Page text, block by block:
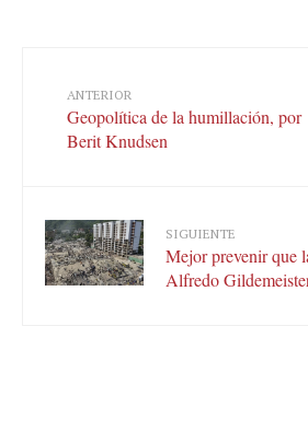
ANTERIOR
Geopolítica de la humillación, por
Berit Knudsen
SIGUIENTE
Mejor prevenir que
Alfredo